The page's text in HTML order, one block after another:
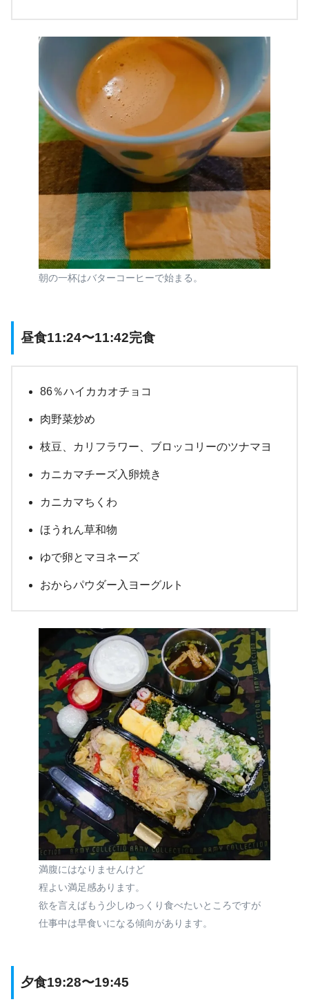
朝の一杯はバターコーヒーで始まる。
昼食11:24〜11:42完食
86％ハイカカオチョコ
肉野菜炒め
枝豆、カリフラワー、ブロッコリーのツナマヨ
カニカマチーズ入卵焼き
カニカマちくわ
ほうれん草和物
ゆで卵とマヨネーズ
おからパウダー入ヨーグルト
満腹にはなりませんけど
程よい満足感あります。
欲を言えばもう少しゆっくり食べたいところですが
仕事中は早食いになる傾向があります。
夕食19:28〜19:45